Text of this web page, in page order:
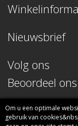
Nieuwsbrief
Volg ons
Beoordeel ons
Om u een optimale
gebruik van